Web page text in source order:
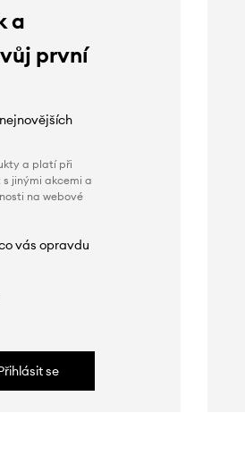
a
první
a platí při
s jinými akcemi a
na webové
vás opravdu
se